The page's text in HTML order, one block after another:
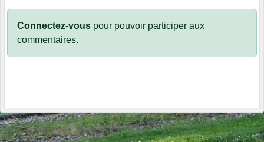
Connectez-vous pour pouvoir participer aux
commentaires.